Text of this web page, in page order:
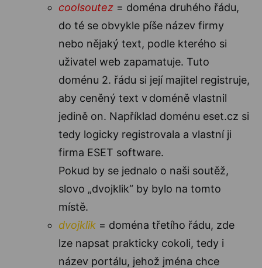
coolsoutez = doména druhého řádu,
do té se obvykle píše název firmy
nebo nějaký text, podle kterého si
uživatel web zapamatuje. Tuto
doménu 2. řádu si její majitel registruje,
aby ceněný text v doméně vlastnil
jedině on. Například doménu eset.cz si
tedy logicky registrovala a vlastní ji
firma ESET software.
Pokud by se jednalo o naši soutěž,
slovo „dvojklik“ by bylo na tomto
místě.
dvojklik = doména třetího řádu, zde
lze napsat prakticky cokoli, tedy i
název portálu, jehož jména chce